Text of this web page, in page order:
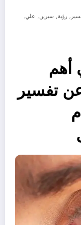
, رؤية, سيرين, علي,
تفسير